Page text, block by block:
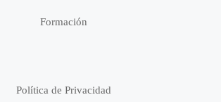
Formación
Política de Privacidad